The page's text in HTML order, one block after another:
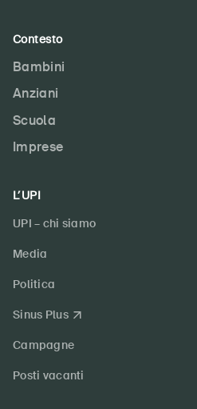
Contesto
Bambini
Anziani
Scuola
Imprese
L’UPI
UPI – chi siamo
Media
Politica
Sinus Plus
Campagne
Posti vacanti